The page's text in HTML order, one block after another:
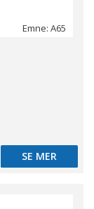
Emne: A65
SE MER
SE MER